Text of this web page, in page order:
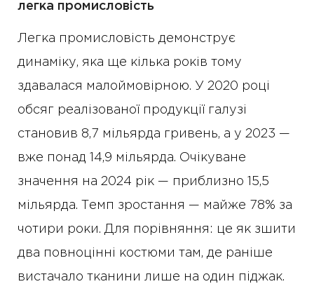
легка промисловість
Легка промисловість демонструє
динаміку, яка ще кілька років тому
здавалася малоймовірною. У 2020 році
обсяг реалізованої продукції галузі
становив 8,7 мільярда гривень, а у 2023 —
вже понад 14,9 мільярда. Очікуване
значення на 2024 рік — приблизно 15,5
мільярда. Темп зростання — майже 78% за
чотири роки. Для порівняння: це як зшити
два повноцінні костюми там, де раніше
вистачало тканини лише на один піджак.